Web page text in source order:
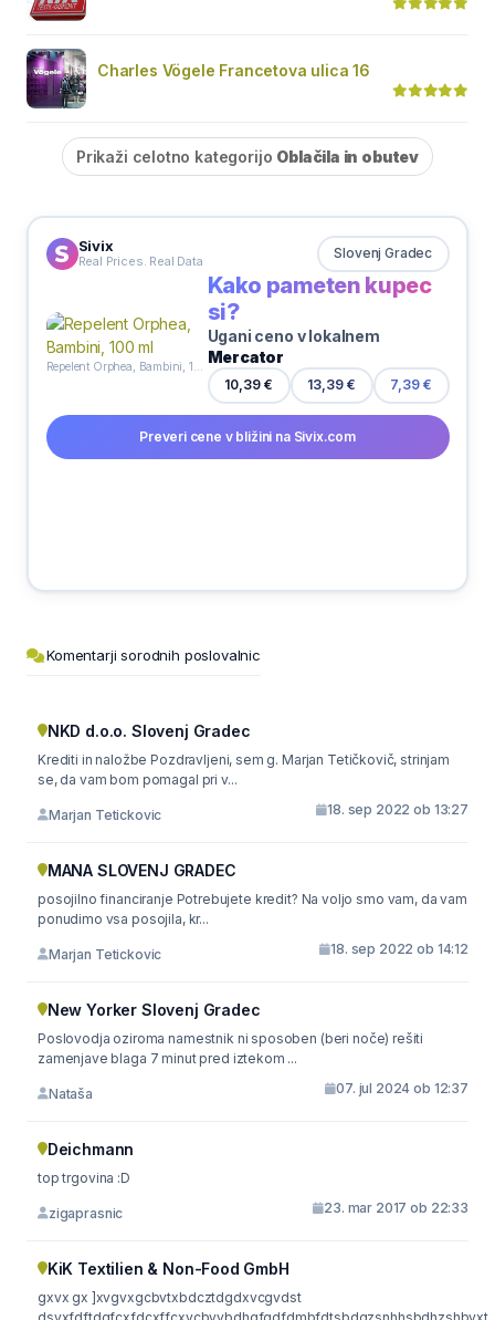
Charles Vögele Francetova ulica 16
Prikaži celotno kategorijo Oblačila in obutev
Sivix
Real Prices. Real Data Slovenj Gradec
Kako pameten kupec
si?
Ugani ceno v lokalnem
Mercator
10,39 € 13,39 € 7,39 €
Preveri cene v bližini na Sivix.com
Komentarji sorodnih poslovalnic
NKD d.o.o. Slovenj Gradec
Krediti in naložbe Pozdravljeni, sem g. Marjan Tetičkovič, strinjam
se, da vam bom pomagal pri v...
Marjan Tetickovic 18. sep 2022 ob 13:27
MANA SLOVENJ GRADEC
posojilno financiranje Potrebujete kredit? Na voljo smo vam, da vam
ponudimo vsa posojila, kr...
Marjan Tetickovic 18. sep 2022 ob 14:12
New Yorker Slovenj Gradec
Poslovodja oziroma namestnik ni sposoben (beri noče) rešiti
zamenjave blaga 7 minut pred iztekom ...
Nataša 07. jul 2024 ob 12:37
Deichmann
top trgovina :D
zigaprasnic 23. mar 2017 ob 22:33
KiK Textilien & Non-Food GmbH
gxvx gx ]xvgvxgcbvtxbdcztdgdxvcgvdst